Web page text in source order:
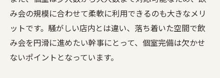
み会の規模に合わせて柔軟に利用できるのも大きなメリ
ットです。騒がしい店内とは違い、落ち着いた空間で飲
み会を円滑に進めたい幹事にとって、個室完備は欠かせ
ないポイントとなっています。